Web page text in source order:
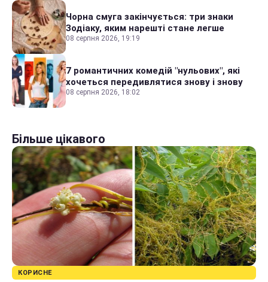
Чорна смуга закінчується: три знаки
Зодіаку, яким нарешті стане легше
08 серпня 2026, 19:19
7 романтичних комедій "нульових", які
хочеться передивлятися знову і знову
08 серпня 2026, 18:02
Більше цікавого
КОРИСНЕ